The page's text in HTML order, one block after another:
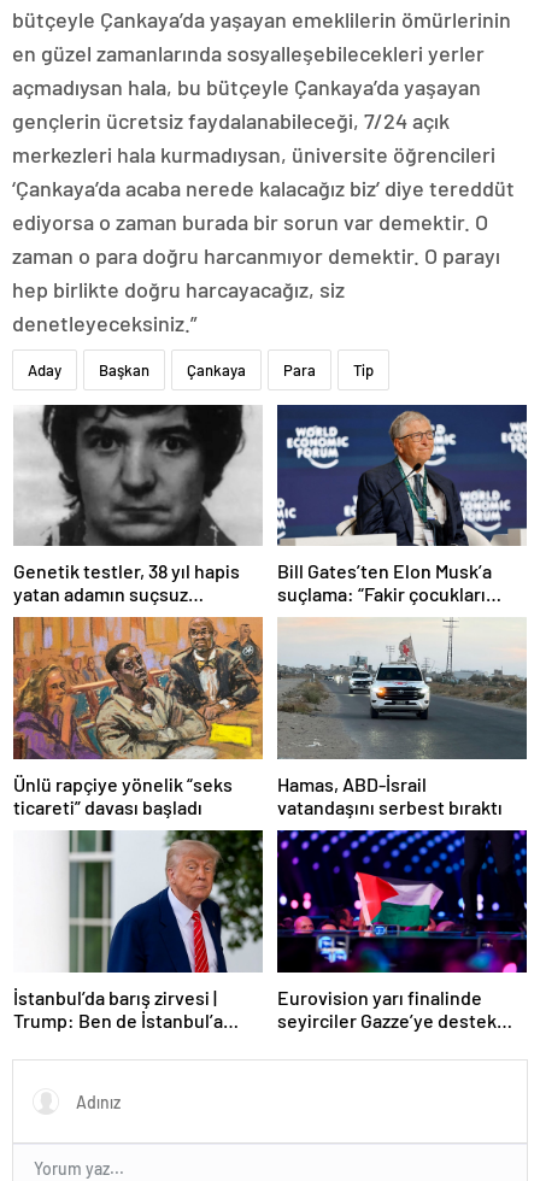
bütçeyle Çankaya’da yaşayan emeklilerin ömürlerinin
en güzel zamanlarında sosyalleşebilecekleri yerler
açmadıysan hala, bu bütçeyle Çankaya’da yaşayan
gençlerin ücretsiz faydalanabileceği, 7/24 açık
merkezleri hala kurmadıysan, üniversite öğrencileri
‘Çankaya’da acaba nerede kalacağız biz’ diye tereddüt
ediyorsa o zaman burada bir sorun var demektir. O
zaman o para doğru harcanmıyor demektir. O parayı
hep birlikte doğru harcayacağız, siz
denetleyeceksiniz.”
Aday Başkan Çankaya Para Tip
Genetik testler, 38 yıl hapis
yatan adamın suçsuz
olduğunu ortaya çıkardı
Bill Gates’ten Elon Musk’a
suçlama: “Fakir çocukları
öldürdü”
Ünlü rapçiye yönelik “seks
ticareti” davası başladı
Hamas, ABD-İsrail
vatandaşını serbest bıraktı
İstanbul’da barış zirvesi |
Trump: Ben de İstanbul’a
Eurovision yarı finalinde
seyirciler Gazze’ye destek